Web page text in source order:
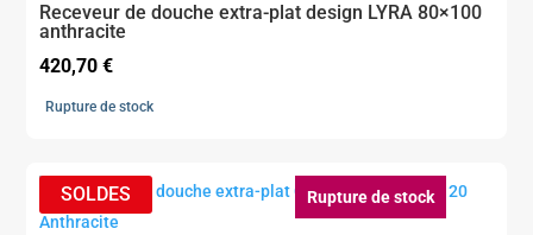
Receveur de douche extra-plat design LYRA 80×100
anthracite
420,70€
Rupture de stock
Rupture de stock